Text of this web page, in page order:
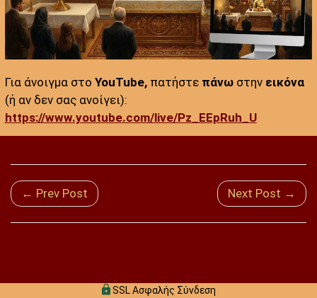
Για άνοιγμα στο YouTube,πατήστε πάνω στην εικόνα
(ή αν δεν σας ανοίγει):
https://www.youtube.com/live/Pz_EEpRuh_U
← Prev Post Next Post →
SSL Ασφαλής Σύνδεση